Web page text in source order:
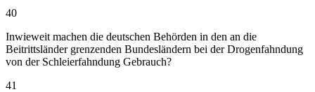
40
Inwieweit machen die deutschen Behörden in den an die
Beitrittsländer grenzenden Bundesländern bei der Drogenfahndung
von der Schleierfahndung Gebrauch?
41